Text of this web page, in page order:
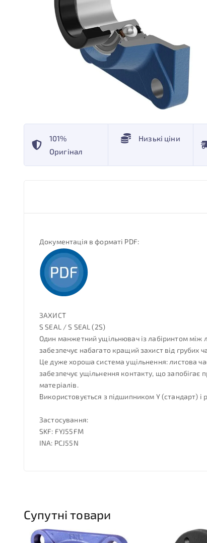
101%
Оригінал
Низькі ціни
Документація в форматі PDF:
ЗАХИСТ
S SEAL / S SEAL (2S)
Один манжетний ущільнювач із лабіринтом між
забезпечує набагато кращий захист від грубих
Це дуже хороша система ущільнення: листова
забезпечує ущільнення контакту, що запобігає
матеріалів.
Використовується з підшипником Y (стандарт)
Застосування:
SKF: FYJ55FM
INA: PCJ55N
Супутні товари